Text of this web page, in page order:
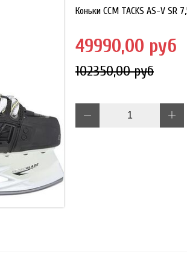
Коньки CCM TACKS AS-V SR
49990,00 руб
102350,00 руб